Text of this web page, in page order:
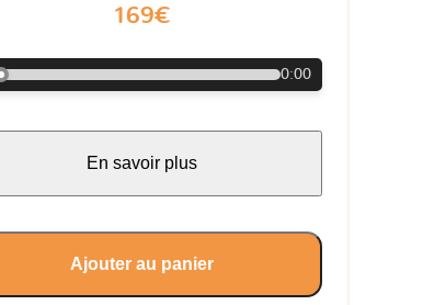
169€
0:00
En savoir plus
Ajouter au panier